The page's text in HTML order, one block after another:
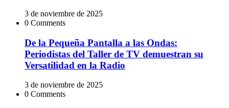
3 de noviembre de 2025
0 Comments
De la Pequeña Pantalla a las Ondas:
Periodistas del Taller de TV demuestran su
Versatilidad en la Radio
3 de noviembre de 2025
0 Comments